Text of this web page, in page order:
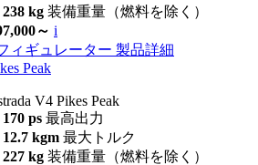
238 kg 装備重量（燃料を除く）
～ i
ィギュレーター 製品詳細
Peak
V4 Pikes Peak
170 ps 最高出力
12.7 kgm 最大トルク
227 kg 装備重量（燃料を除く）